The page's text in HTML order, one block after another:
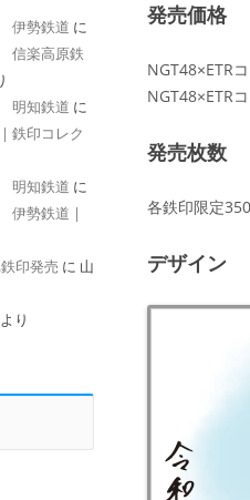
発売価格
NGT48×ETR
NGT48×ETR
発売枚数
各鉄印限定
デザイン
伊勢鉄道 に
信楽高原鉄
明知鉄道 に
鉄印コレク
明知鉄道 に
伊勢鉄道 |
印発売 に 山
より